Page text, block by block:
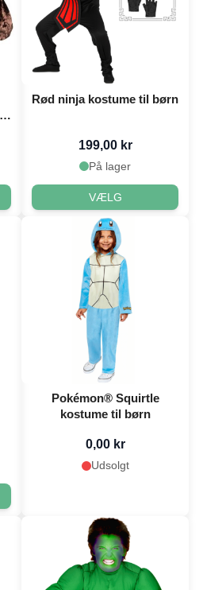
Rød ninja kostume til børn
199,00 kr
På lager
VÆLG
Pokémon® Squirtle
kostume til børn
0,00 kr
Udsolgt